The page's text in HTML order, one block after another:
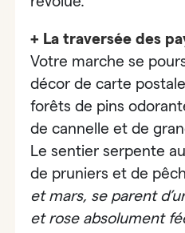
+ La traversée des
Votre marche se
décor de carte
forêts de pins
de cannelle et de
Le sentier serpente
de pruniers et de
et mars, se parent
et rose absolument